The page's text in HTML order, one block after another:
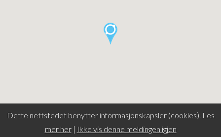
Dette nettstedet benytter informasjonskapsler (cookies). Les
mer her| Ikke vis denne meldingen igjen